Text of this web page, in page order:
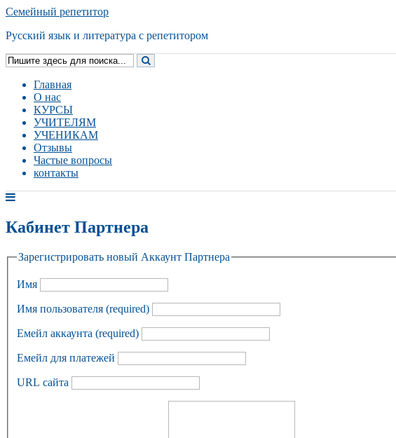
Семейный репетитор
Русский язык и литература с репетитором
Главная
О нас
КУРСЫ
УЧИТЕЛЯМ
УЧЕНИКАМ
Отзывы
Частые вопросы
контакты
Кабинет Партнера
Зарегистрировать новый Аккаунт Партнера
Имя
Имя пользователя (required)
Емейл аккаунта (required)
Емейл для платежей
URL сайта